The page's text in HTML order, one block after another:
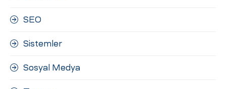
SEO
Sistemler
Sosyal Medya